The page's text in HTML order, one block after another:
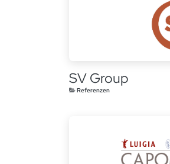
SV Group
Referenzen